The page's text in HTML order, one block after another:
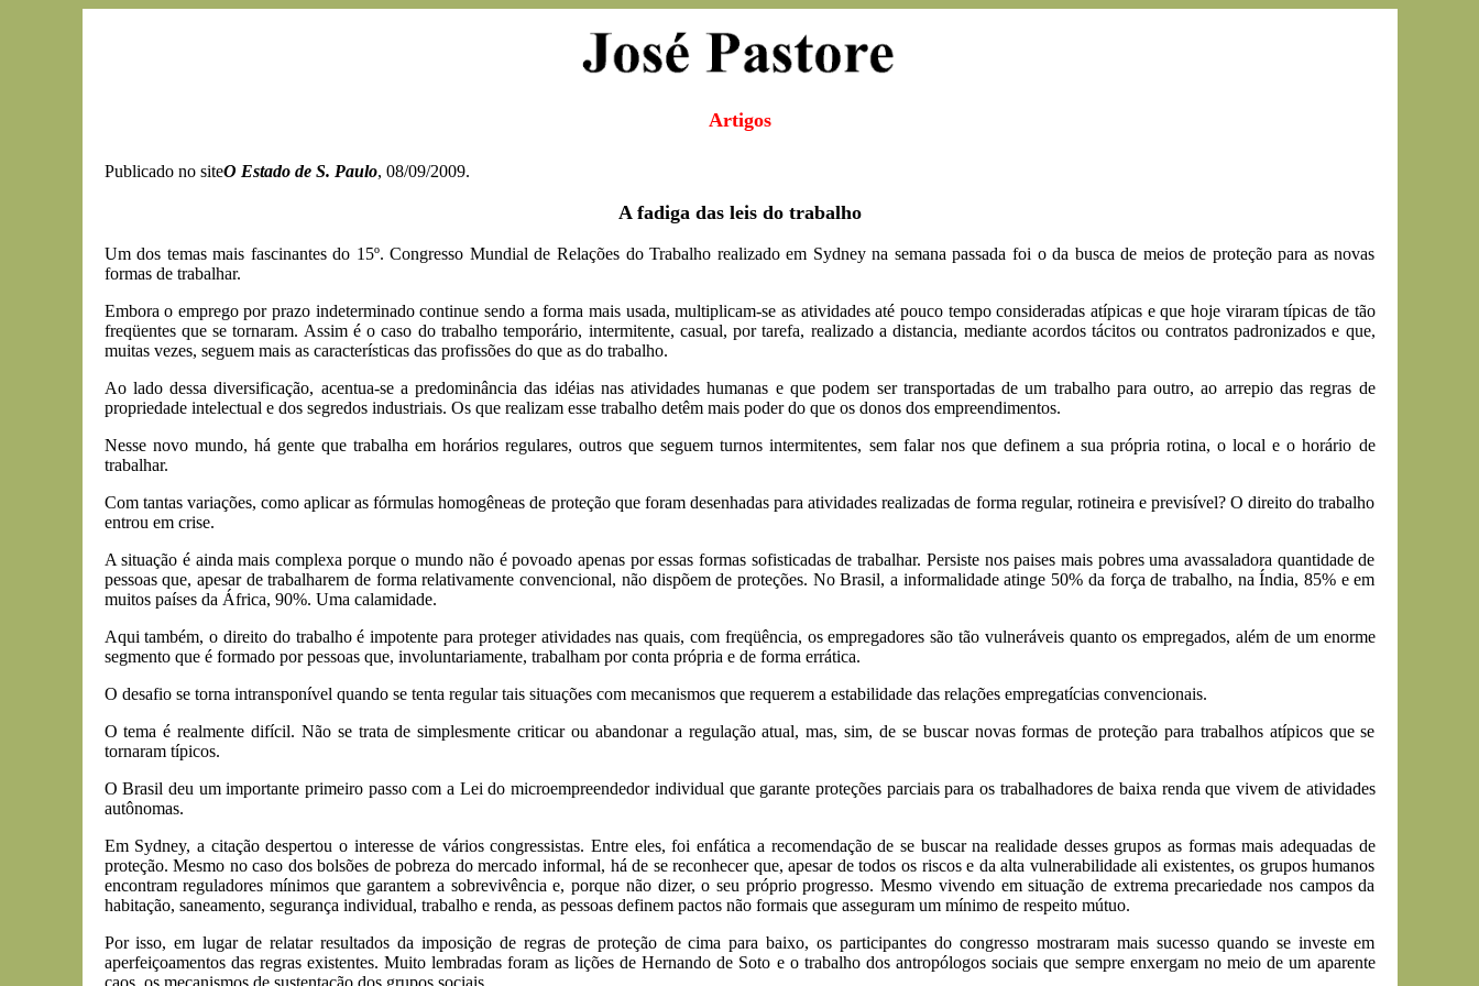
Artigos
Publicado no siteO Estado de S. Paulo, 08/09/2009.
A fadiga das leis do trabalho
Um dos temas mais fascinantes do 15º. Congresso Mundial de Relações do Trabalho realizado em Sydney na semana passada foi o da busca de meios de proteção para as novas
formas de trabalhar.
Embora o emprego por prazo indeterminado continue sendo a forma mais usada, multiplicam-se as atividades até pouco tempo consideradas atípicas e que hoje viraram típicas de tão
freqüentes que se tornaram. Assim é o caso do trabalho temporário, intermitente, casual, por tarefa, realizado a distancia, mediante acordos tácitos ou contratos padronizados e que,
muitas vezes, seguem mais as características das profissões do que as do trabalho.
Ao lado dessa diversificação, acentua-se a predominância das idéias nas atividades humanas e que podem ser transportadas de um trabalho para outro, ao arrepio das regras de
propriedade intelectual e dos segredos industriais. Os que realizam esse trabalho detêm mais poder do que os donos dos empreendimentos.
Nesse novo mundo, há gente que trabalha em horários regulares, outros que seguem turnos intermitentes, sem falar nos que definem a sua própria rotina, o local e o horário de
trabalhar.
Com tantas variações, como aplicar as fórmulas homogêneas de proteção que foram desenhadas para atividades realizadas de forma regular, rotineira e previsível? O direito do trabalho
entrou em crise.
A situação é ainda mais complexa porque o mundo não é povoado apenas por essas formas sofisticadas de trabalhar. Persiste nos paises mais pobres uma avassaladora quantidade de
pessoas que, apesar de trabalharem de forma relativamente convencional, não dispõem de proteções. No Brasil, a informalidade atinge 50% da força de trabalho, na Índia, 85% e em
muitos países da África, 90%. Uma calamidade.
Aqui também, o direito do trabalho é impotente para proteger atividades nas quais, com freqüência, os empregadores são tão vulneráveis quanto os empregados, além de um enorme
segmento que é formado por pessoas que, involuntariamente, trabalham por conta própria e de forma errática.
O desafio se torna intransponível quando se tenta regular tais situações com mecanismos que requerem a estabilidade das relações empregatícias convencionais.
O tema é realmente difícil. Não se trata de simplesmente criticar ou abandonar a regulação atual, mas, sim, de se buscar novas formas de proteção para trabalhos atípicos que se
tornaram típicos.
O Brasil deu um importante primeiro passo com a Lei do microempreendedor individual que garante proteções parciais para os trabalhadores de baixa renda que vivem de atividades
autônomas.
Em Sydney, a citação despertou o interesse de vários congressistas. Entre eles, foi enfática a recomendação de se buscar na realidade desses grupos as formas mais adequadas de
proteção. Mesmo no caso dos bolsões de pobreza do mercado informal, há de se reconhecer que, apesar de todos os riscos e da alta vulnerabilidade ali existentes, os grupos humanos
encontram reguladores mínimos que garantem a sobrevivência e, porque não dizer, o seu próprio progresso. Mesmo vivendo em situação de extrema precariedade nos campos da
habitação, saneamento, segurança individual, trabalho e renda, as pessoas definem pactos não formais que asseguram um mínimo de respeito mútuo.
Por isso, em lugar de relatar resultados da imposição de regras de proteção de cima para baixo, os participantes do congresso mostraram mais sucesso quando se investe em
aperfeiçoamentos das regras existentes. Muito lembradas foram as lições de Hernando de Soto e o trabalho dos antropólogos sociais que sempre enxergam no meio de um aparente
caos, os mecanismos de sustentação dos grupos sociais.